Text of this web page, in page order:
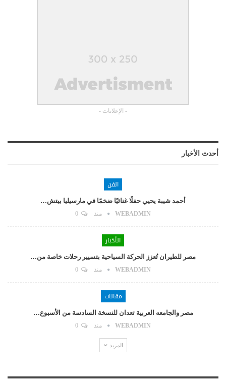
- الإعلانات -
أحدث الأخبار
الفن
أحمد شيبة يحيي حفلًا غنائيًا ضخمًا في مارسيليا بيتش…
WEBADMIN منذ
الأخبار
مصر للطيران تُعزز الحركة السياحية بتسيير رحلات خاصة من…
WEBADMIN منذ
مقالات
مصر والجامعه العربية تعدان للنسخة السادسة من الأسبوع…
WEBADMIN منذ
المزيد